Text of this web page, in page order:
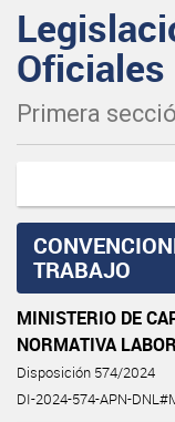
Oficiales
Primera
TRABAJO
MINISTERIO DE
NORMATIVA
Disposición 574/2024
DI-2024-574-APN-